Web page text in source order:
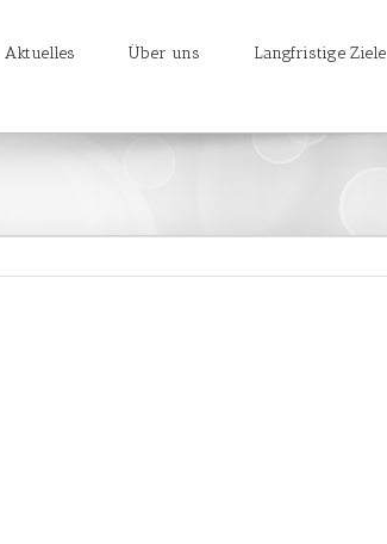
Aktuelles Über uns Langfristige Ziele